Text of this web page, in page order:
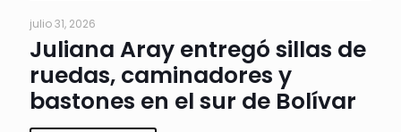
julio 31, 2026
Juliana Aray entregó sillas de
ruedas, caminadores y
bastones en el sur de Bolívar